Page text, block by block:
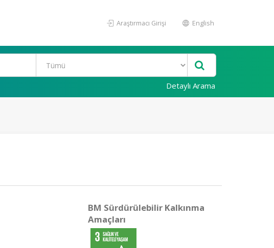
Araştırmacı Girişi English
Detaylı Arama
BM Sürdürülebilir Kalkınma
Amaçları